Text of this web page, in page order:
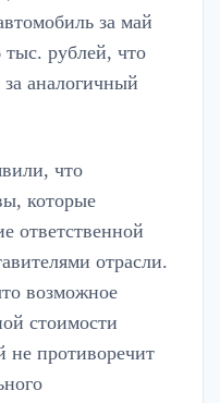
за май
тыс. рублей, что
аналогичный
что
которые
ответственной
отрасли.
возможное
стоимости
не противоречит